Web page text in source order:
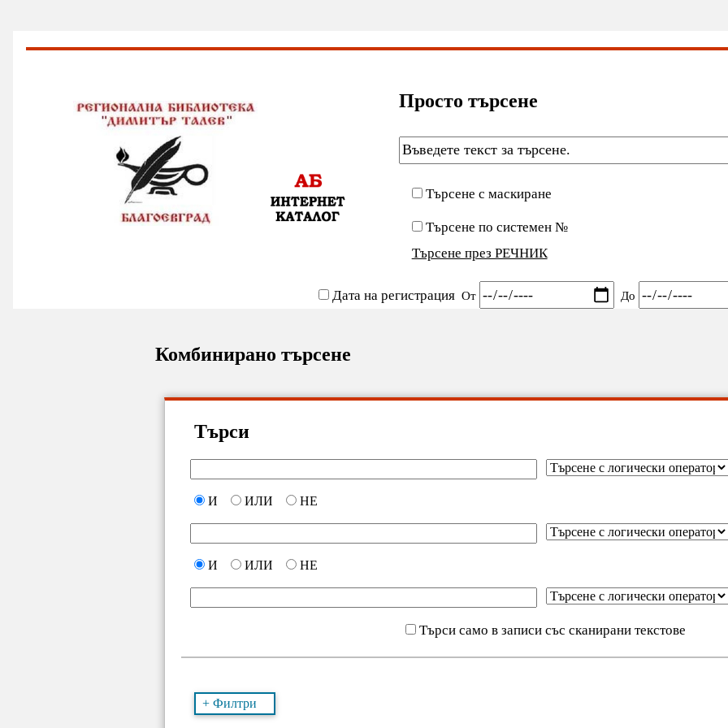
Просто търсене
Търсене с маскиране
Търсене по системен №
Търсене през РЕЧНИК
Дата на регистрацияОт До
Комбинирано търсене
Търси
И ИЛИ НЕ
И ИЛИ НЕ
Търси само в записи със сканирани текстове
+ Филтри